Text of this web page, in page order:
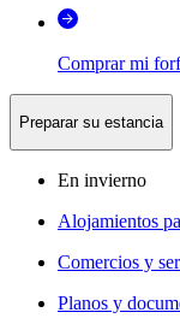
Comprar mi
Preparar su estancia
En invierno
Alojamientos
Comercios y
Planos y